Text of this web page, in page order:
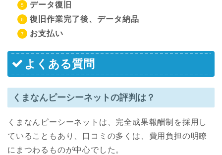
データ復旧
復旧作業完了後、データ納品
お支払い
よくある質問
くまなんピーシーネットの評判は？
くまなんピーシーネットは、完全成果報酬制を採用し
ていることもあり、口コミの多くは、費用負担の明瞭
にまつわるものが中心でした。